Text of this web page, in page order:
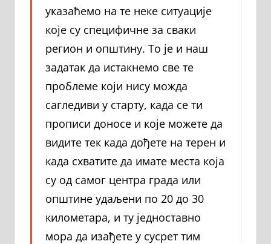
указаћемо на те неке ситуације
које су специфичне за сваки
регион и општину. То је и наш
задатак да истакнемо све те
проблеме који нису можда
сагледиви у старту, када се ти
прописи доносе и које можете да
видите тек када дођете на терен и
када схватите да имате места која
су од самог центра града или
општине удаљени по 20 до 30
километара, и ту једноставно
мора да изађете у сусрет тим